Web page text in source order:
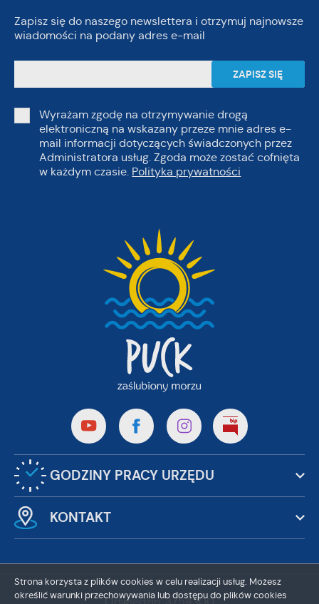
Zapisz się do naszego newslettera i otrzymuj najnowsze
wiadomości na podany adres e-mail
Wyrażam zgodę na otrzymywanie drogą
elektroniczną na wskazany przeze mnie adres e-
mail informacji dotyczących świadczonych przez
Administratora usług. Zgoda może zostać cofnięta
w każdym czasie. Polityka prywatności
GODZINY PRACY URZĘDU
KONTAKT
Strona korzysta z plików cookies w celu realizacji usług. Możesz
określić warunki przechowywania lub dostępu do plików cookies